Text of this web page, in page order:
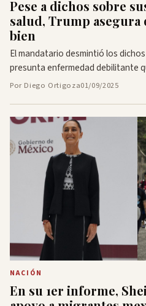
Pese a dichos sobre
salud, Trump asegura
bien
El mandatario desmintió los
presunta enfermedad debilitante
Por Diego Ortigoza01/09/2025
NACIÓN
En su 1er informe,